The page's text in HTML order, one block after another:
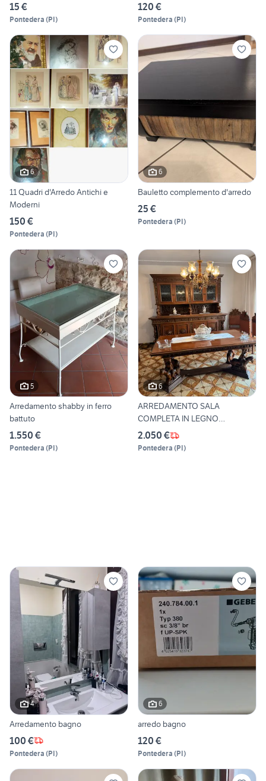
15 €
Pontedera (PI)
120 €
Pontedera (PI)
6
11 Quadri d'Arredo Antichi e
Moderni
150 €
Pontedera (PI)
6
Bauletto complemento d'arredo
25 €
Pontedera (PI)
5
Arredamento shabby in ferro
battuto
1.550 €
Pontedera (PI)
6
ARREDAMENTO SALA
COMPLETA IN LEGNO
MASSELLO
2.050 €
Pontedera (PI)
4
Arredamento bagno
100 €
Pontedera (PI)
6
arredo bagno
120 €
Pontedera (PI)